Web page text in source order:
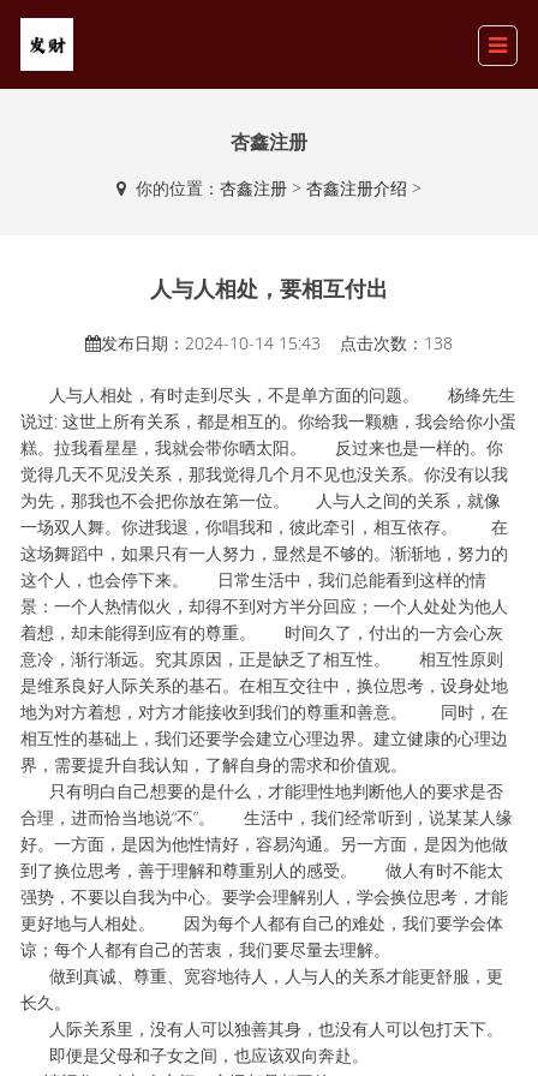
杏鑫注册
你的位置： 杏鑫注册> 杏鑫注册介绍 >
人与人相处，要相互付出
发布日期：2024-10-14 15:43 点击次数：138
人与人相处，有时走到尽头，不是单方面的问题。 杨绛先生
说过: 这世上所有关系，都是相互的。你给我一颗糖，我会给你小蛋
糕。拉我看星星，我就会带你晒太阳。 反过来也是一样的。你
觉得几天不见没关系，那我觉得几个月不见也没关系。你没有以我
为先，那我也不会把你放在第一位。 人与人之间的关系，就像
一场双人舞。你进我退，你唱我和，彼此牵引，相互依存。 在
这场舞蹈中，如果只有一人努力，显然是不够的。渐渐地，努力的
这个人，也会停下来。 日常生活中，我们总能看到这样的情
景：一个人热情似火，却得不到对方半分回应；一个人处处为他人
着想，却未能得到应有的尊重。 时间久了，付出的一方会心灰
意冷，渐行渐远。究其原因，正是缺乏了相互性。 相互性原则
是维系良好人际关系的基石。在相互交往中，换位思考，设身处地
地为对方着想，对方才能接收到我们的尊重和善意。 同时，在
相互性的基础上，我们还要学会建立心理边界。建立健康的心理边
界，需要提升自我认知，了解自身的需求和价值观。
只有明白自己想要的是什么，才能理性地判断他人的要求是否
合理，进而恰当地说“不”。 生活中，我们经常听到，说某某人缘
好。一方面，是因为他性情好，容易沟通。另一方面，是因为他做
到了换位思考，善于理解和尊重别人的感受。 做人有时不能太
强势，不要以自我为中心。要学会理解别人，学会换位思考，才能
更好地与人相处。 因为每个人都有自己的难处，我们要学会体
谅；每个人都有自己的苦衷，我们要尽量去理解。
做到真诚、尊重、宽容地待人，人与人的关系才能更舒服，更
长久。
人际关系里，没有人可以独善其身，也没有人可以包打天下。
即便是父母和子女之间，也应该双向奔赴。